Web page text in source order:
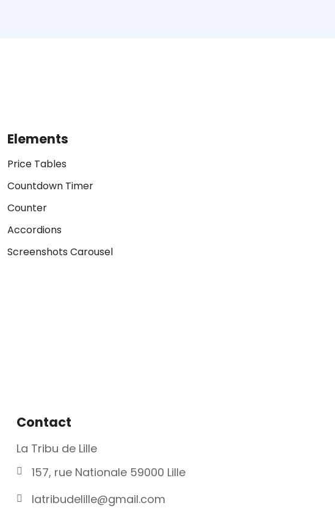
Elements
Price Tables
Countdown Timer
Counter
Accordions
Screenshots Carousel
Contact
La Tribu de Lille
157, rue Nationale 59000 Lille
latribudelille@gmail.com